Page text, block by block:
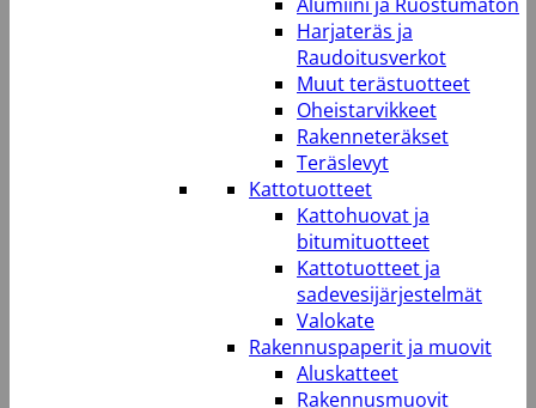
Harjateräs ja
Raudoitusverkot
Muut terästuotteet
Oheistarvikkeet
Rakenneteräkset
Teräslevyt
Kattotuotteet
Kattohuovat ja
bitumituotteet
Kattotuotteet ja
sadevesijärjestelmät
Valokate
Rakennuspaperit ja muovit
Aluskatteet
Rakennusmuovit